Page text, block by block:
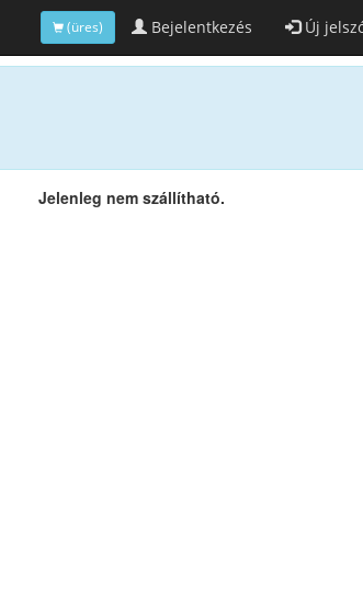
Bejelentkezés Új
(üres)
Jelenleg nem szállítható.